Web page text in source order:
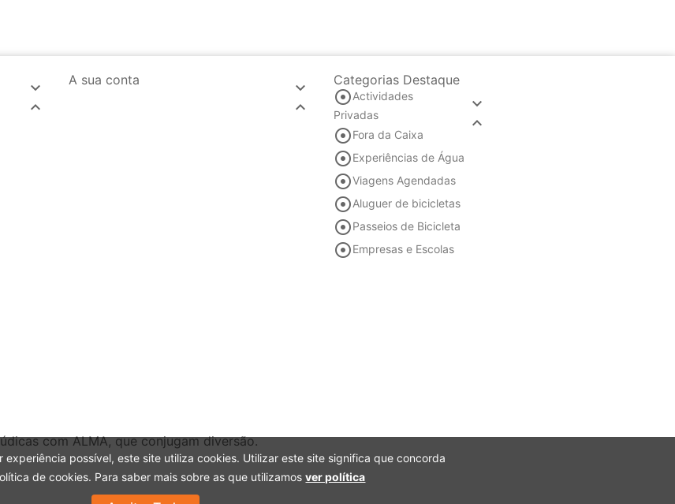
experiência possível, este site utiliza cookies. Utilizar este site significa que concorda
de cookies. Para saber mais sobre as que utilizamosver política


A sua conta


Categorias Destaque


Actividades
Privadas
Fora da Caixa
Experiências de Água
Viagens Agendadas
Aluguer de bicicletas
Passeios de Bicicleta
Empresas e Escolas
com ALMA, que conjugam diversão.